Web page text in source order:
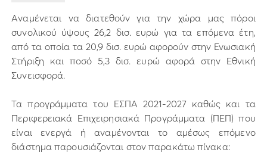
Αναμένεται να διατεθούν για την χώρα μας πόροι
συνολικού ύψους 26,2 δισ. ευρώ για τα επόμενα έτη,
από τα οποία τα 20,9 δισ. ευρώ αφορούν στην Ενωσιακή
Στήριξη και ποσό 5,3 δισ. ευρώ αφορά στην Εθνική
Συνεισφορά.
Τα προγράμματα του ΕΣΠΑ 2021-2027 καθώς και τα
Περιφερειακά Επιχειρησιακά Προγράμματα (ΠΕΠ) που
είναι ενεργά ή αναμένονται το αμέσως επόμενο
διάστημα παρουσιάζονται στον παρακάτω πίνακα: